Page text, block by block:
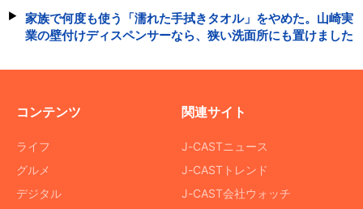
家族で何度も使う「濡れた手拭きタオル」をやめた。山崎実
業の壁付けディスペンサーなら、狭い洗面所にも置けました
コンテンツ
ライフ
グルメ
デジタル
関連サイト
J-CASTニュース
J-CASTトレンド
J-CAST会社ウォッチ